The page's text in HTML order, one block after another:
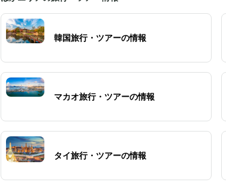
韓国旅行・ツアーの情報
マカオ旅行・ツアーの情報
タイ旅行・ツアーの情報